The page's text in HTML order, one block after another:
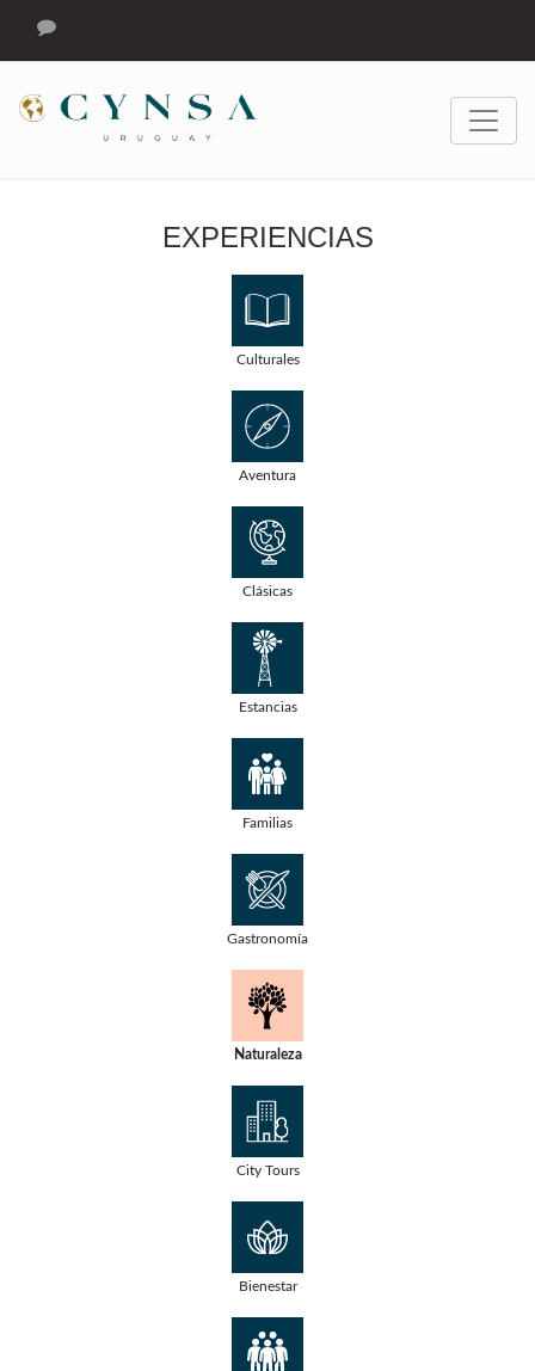
EXPERIENCIAS
Culturales
Aventura
Clásicas
Estancias
Familias
Gastronomía
Naturaleza
City Tours
Bienestar